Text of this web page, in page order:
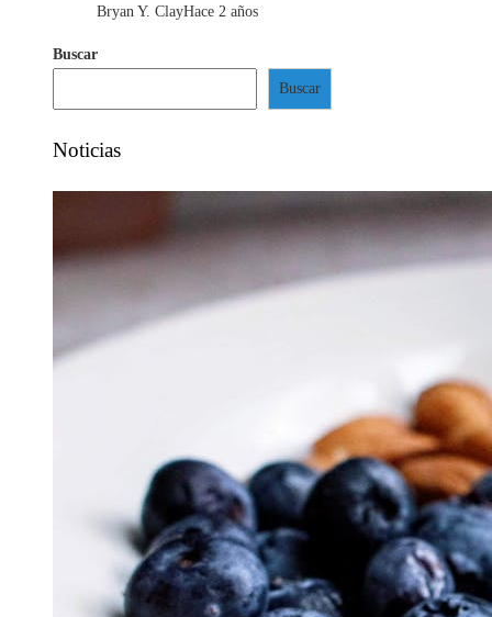
Bryan Y. ClayHace 2 años
Buscar
Buscar
Noticias